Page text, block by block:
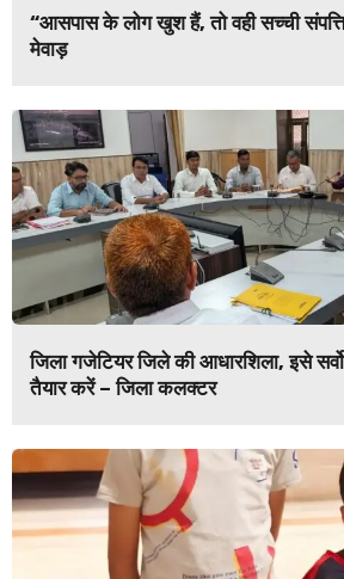
“आसपास के लोग खुश हैं, तो वही सच्ची संपत्ति
मेवाड़
जिला गजेटियर जिले की आधारशिला, इसे
तैयार करें – जिला कलक्टर